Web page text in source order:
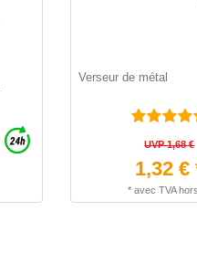
Verseur de métal
UVP 1,68 €
1,32 €
* avec TVAhors